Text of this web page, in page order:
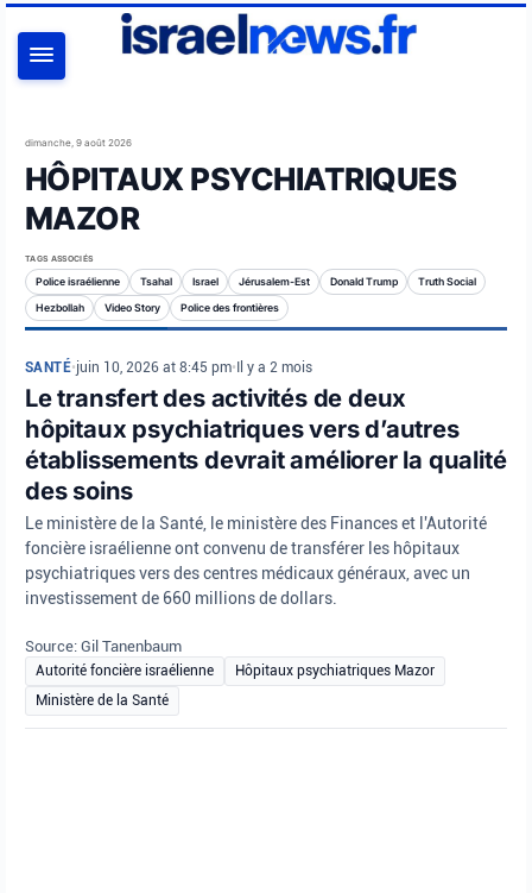
dimanche, 9 août 2026
HÔPITAUX PSYCHIATRIQUES
MAZOR
TAGS ASSOCIÉS
Police israélienne Tsahal Israel Jérusalem-Est Donald Trump Truth Social
Hezbollah Video Story Police des frontières
SANTÉ•juin 10, 2026 at 8:45 pm• Il y a 2 mois
Le transfert des activités de deux
hôpitaux psychiatriques vers d’autres
établissements devrait améliorer la qualité
des soins
Le ministère de la Santé, le ministère des Finances et l'Autorité
foncière israélienne ont convenu de transférer les hôpitaux
psychiatriques vers des centres médicaux généraux, avec un
investissement de 660 millions de dollars.
Source: Gil Tanenbaum
Autorité foncière israélienne
Hôpitaux psychiatriques Mazor
Ministère de la Santé